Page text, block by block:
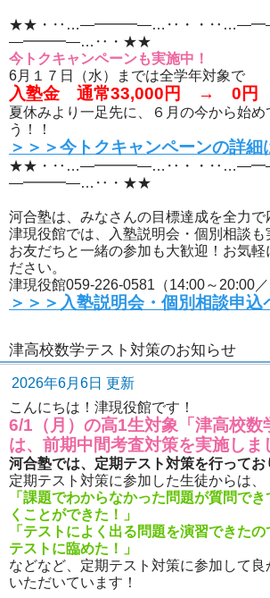
★★・‥…―━━━―…‥・・
―━━━―…‥・★★
今トクキャンペーンも実施中！
6月１７日（水）までは全学年対象で
入塾金 通常33,000円 → 0円
夏休みより一足先に、６月の今から始め
う！！
＞＞＞今トクキャンペーンの詳細
★★・‥…―━━━―…‥・・
―━━━―…‥・★★
河合塾は、みなさんの目標達成を全力で
津現役館では、入塾説明会・個別相談も
お友だちと一緒の参加も大歓迎！お気軽
ださい。
津現役館059-226-0581（14:00～20:00／
＞＞＞入塾説明会・個別相談申込
津高校数学テスト対策のお知らせ
2026年6月6日 更新
こんにちは！津現役館です！
6/1（月）の高1生対象「津高校数
は、前期中間考査対策を実施しま
河合塾では、定期テスト対策を行ってお
定期テスト対策に参加した生徒からは、
「課題でわからなかった問題が質問で
くことができた！」
「テストによく出る問題を演習できた
テストに臨めた！」
などなど、定期テスト対策に参加して
いただいています！